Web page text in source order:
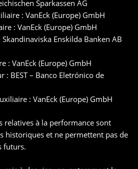
Sparkassen AG
: VanEck (Europe) GmbH
: VanEck (Europe) GmbH
Enskilda Banken AB
: VanEck (Europe) GmbH
: BEST – Banco Eletrónico de
: VanEck (Europe) GmbH
relatives à la performance sont
historiques et ne permettent pas de
futurs.